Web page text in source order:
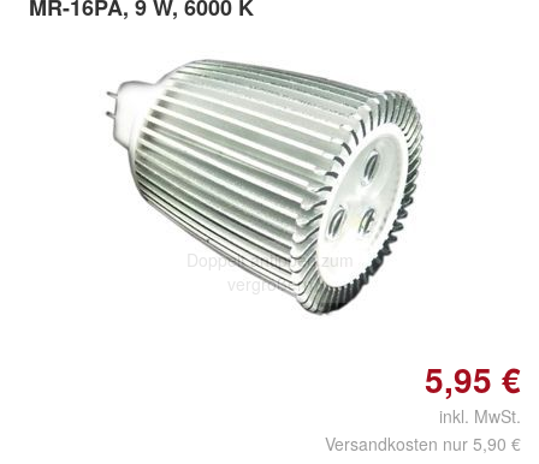
MR-16PA, 9 W, 6000 K
Doppelt antippen zum
vergrößern
5,95 €
inkl. MwSt.
Versandkosten nur 5,90 €